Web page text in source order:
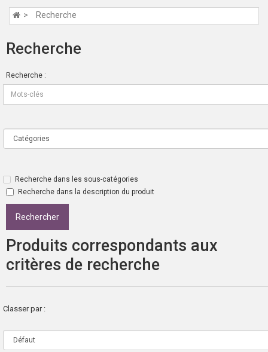
Recherche
Recherche
Recherche :
Recherche dans les sous-catégories
Recherche dans la description du produit
Produits correspondants aux
critères de recherche
Classer par :